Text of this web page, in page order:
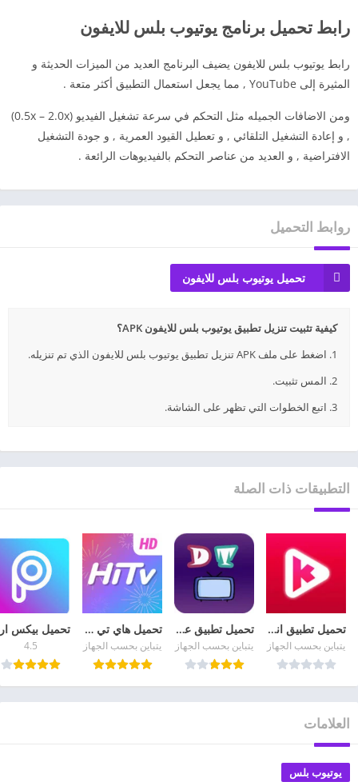
رابط تحميل برنامج يوتيوب بلس للايفون
رابط يوتيوب بلس للايفون يضيف البرنامج العديد من الميزات الحديثة و
المثيرة إلى YouTube , مما يجعل استعمال التطبيق أكثر متعة .
ومن الاضافات الجميله مثل التحكم في سرعة تشغيل الفيديو (0.5x – 2.0x)
, و إعادة التشغيل التلقائي , و تعطيل القيود العمرية , و جودة التشغيل
الافتراضية , و العديد من عناصر التحكم بالفيديوهات الرائعة .
روابط التحميل
تحميل يوتيوب بلس للايفون
كيفية تثبيت تنزيل تطبيق يوتيوب بلس للايفون APK؟
1. اضغط على ملف APK تنزيل تطبيق يوتيوب بلس للايفون الذي تم تنزيله.
2. المس تثبيت.
3. اتبع الخطوات التي تظهر على الشاشة.
التطبيقات ذات الصلة
تحميل تطبيق انمي كلاستر Anime Klaster APK مهكر مجانا
يتباين بحسب الجهاز
تحميل تطبيق عالم الدراما Drama world Apk مهكر من ميديا فاير
يتباين بحسب الجهاز
تحميل هاي تي في HiTV 2026 لمشاهدة الدراما الكورية للأندرويد
يتباين بحسب الجهاز 4.5
العلامات
يوتيوب بلس